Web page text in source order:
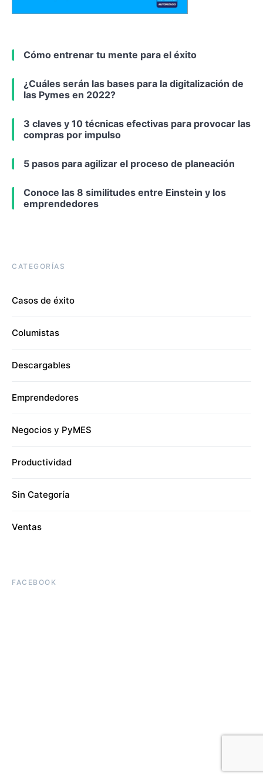
Cómo entrenar tu mente para el éxito
¿Cuáles serán las bases para la digitalización de
las Pymes en 2022?
3 claves y 10 técnicas efectivas para provocar las
compras por impulso
5 pasos para agilizar el proceso de planeación
Conoce las 8 similitudes entre Einstein y los
emprendedores
CATEGORÍAS
Casos de éxito
Columistas
Descargables
Emprendedores
Negocios y PyMES
Productividad
Sin Categoría
Ventas
FACEBOOK